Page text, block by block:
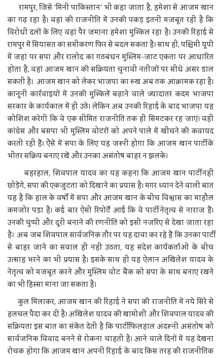
रामपुर, जिसे ‘मिनी पाकिस्तान’ भी कहा जाता है, हमेशा से आजम खान
का गढ़ रहा है। वहां की राजनीति में उनकी पकड़ इतनी मजबूत रही है कि
विरोधी दलों के लिए वहां पैर जमाना हमेशा मुश्किल रहा है। उनकी रिहाई से
रामपुर में सियासत का समीकरण फिर से बदल सकता है। साथ ही, पश्चिमी यूपी
में जहां पर सपा और रालोद का गठबंधन मुस्लिम-जाट एकता पर आधारित
होता है, वहां आजम खान की सक्रियता चुनावी नतीजों पर सीधे असर डाल
सकती है। आजम खान को लेकर भाजपा का रुख अब तक आक्रामक रहा है।
कानूनी कार्रवाइयों में उनकी मुश्किलें बढ़ाने वाले ज्यादातर कदम भाजपा
सरकार के कार्यकाल में ही उठे। लेकिन अब उनकी रिहाई के बाद भाजपा यह
कोशिश करेगी कि वे एक सीमित राजनीति तक ही सिमटकर रह जाएं। वहीं
कांग्रेस और बसपा भी मुस्लिम वोटरों को अपने पाले में खींचने की कवायद
करती रही हैं। ऐेसे में सपा के लिए यह जरूरी होगा कि आजम खान पार्टी के
भीतर सक्रिय बनाए रखें और उनका असंतोष बाहर न झलके।
बहरहाल, शिवपाल यादव का यह कहना कि आजम खान पार्टी नहीं
छोड़ेंगे, सपा की एकजुटता को दिखाने का प्रयास है। मगर ध्यान देने वाली बात
यह है कि हाल के वर्षों में सपा और आजम खान के बीच विश्वास का माहौल
कमजोर पड़ा है। कई बार ऐसी रिपोर्टें आईं कि वे पार्टी नेतृत्व से नाराज हैं।
उनकी चुप्पी और दूरी बनाने की रणनीति को इसी नजरिए से देखा जाता रहा
है। अब जब शिवपाल सार्वजनिक तौर पर यह दावा कर रहे हैं कि उनका पार्टी
से बाहर जाने का सवाल ही नहीं उठता, यह संदेश कार्यकर्ताओं के बीच
उत्साह भरने का भी प्रयास है। इसके साथ ही यह ऐलान अखिलेश यादव के
नेतृत्व को मजबूत करने और मुस्लिम वोट बैंक को सपा के साथ बनाए रखने
का भी हिस्सा माना जा सकता है।
कुल मिलाकर, आजम खान की रिहाई ने सपा की राजनीति में नये सिरे से
हलचल पैदा कर दी है। अखिलेश यादव की खामोशी और शिवपाल यादव की
सक्रियता इस बात का संकेत देती है कि पार्टी फिलहाल अंदरूनी असंतोष को
सार्वजनिक विवाद बनने से रोकना चाहती है। आने वाले दिनों में यह देखना
रोचक होगा कि आजम खान अपनी रिहाई के बाद किस तरह की राजनीतिक